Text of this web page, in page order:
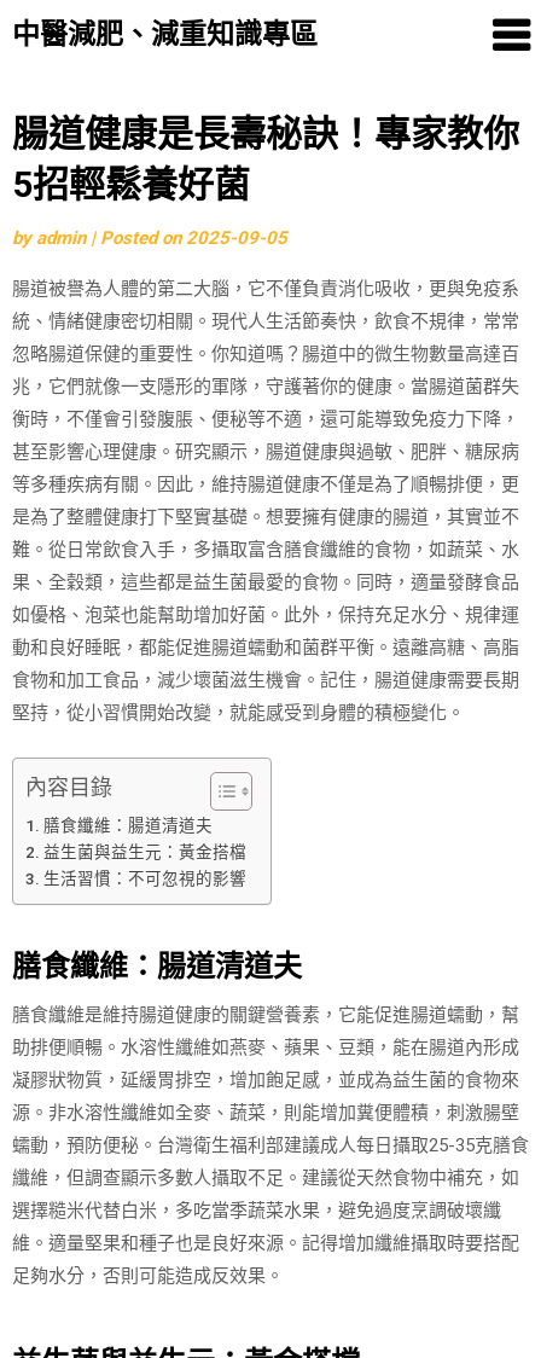
中醫減肥、減重知識專區
Skip
to
content
腸道健康是長壽秘訣！專家教你
5招輕鬆養好菌
byadmin | Posted on2025-09-05
腸道被譽為人體的第二大腦，它不僅負責消化吸收，更與免疫系
統、情緒健康密切相關。現代人生活節奏快，飲食不規律，常常
忽略腸道保健的重要性。你知道嗎？腸道中的微生物數量高達百
兆，它們就像一支隱形的軍隊，守護著你的健康。當腸道菌群失
衡時，不僅會引發腹脹、便秘等不適，還可能導致免疫力下降，
甚至影響心理健康。研究顯示，腸道健康與過敏、肥胖、糖尿病
等多種疾病有關。因此，維持腸道健康不僅是為了順暢排便，更
是為了整體健康打下堅實基礎。想要擁有健康的腸道，其實並不
難。從日常飲食入手，多攝取富含膳食纖維的食物，如蔬菜、水
果、全穀類，這些都是益生菌最愛的食物。同時，適量發酵食品
如優格、泡菜也能幫助增加好菌。此外，保持充足水分、規律運
動和良好睡眠，都能促進腸道蠕動和菌群平衡。遠離高糖、高脂
食物和加工食品，減少壞菌滋生機會。記住，腸道健康需要長期
堅持，從小習慣開始改變，就能感受到身體的積極變化。
內容目錄
膳食纖維：腸道清道夫
益生菌與益生元：黃金搭檔
生活習慣：不可忽視的影響
膳食纖維：腸道清道夫
膳食纖維是維持腸道健康的關鍵營養素，它能促進腸道蠕動，幫
助排便順暢。水溶性纖維如燕麥、蘋果、豆類，能在腸道內形成
凝膠狀物質，延緩胃排空，增加飽足感，並成為益生菌的食物來
源。非水溶性纖維如全麥、蔬菜，則能增加糞便體積，刺激腸壁
蠕動，預防便秘。台灣衛生福利部建議成人每日攝取25-35克膳食
纖維，但調查顯示多數人攝取不足。建議從天然食物中補充，如
選擇糙米代替白米，多吃當季蔬菜水果，避免過度烹調破壞纖
維。適量堅果和種子也是良好來源。記得增加纖維攝取時要搭配
足夠水分，否則可能造成反效果。